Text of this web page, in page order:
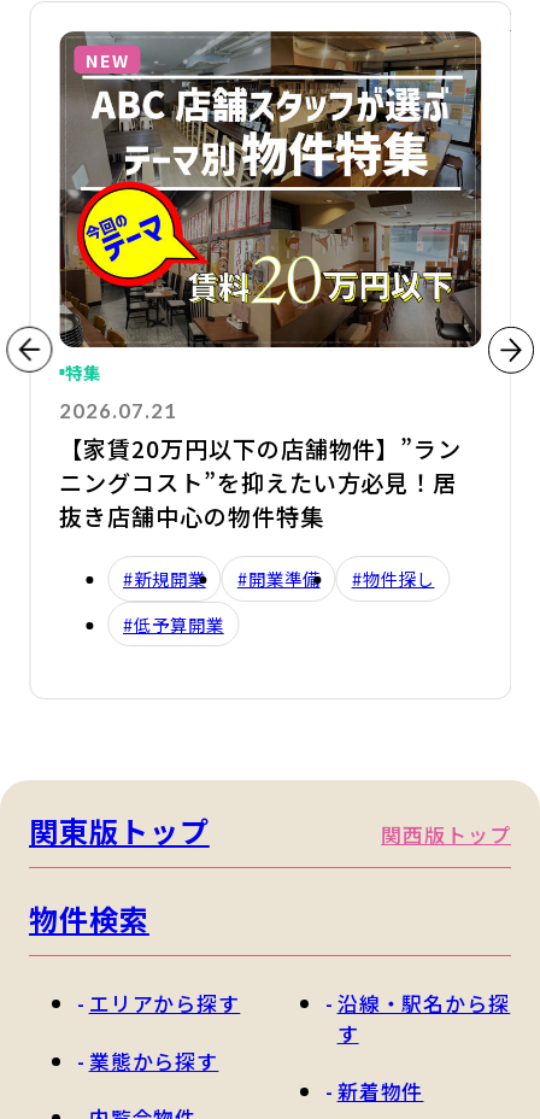
細を見る
NEW
特集
2026.07.21
【家賃20万円以下の店舗物件】”ラン
ニングコスト”を抑えたい方必見！居
抜き店舗中心の物件特集
#新規開業 #開業準備
#物件探し
#低予算開業
関東版トップ 関西版トップ
物件検索
エリアから探す
業態から探す
沿線・駅名から探
す
新着物件